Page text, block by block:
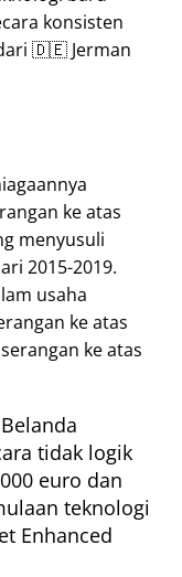
konsisten
🇩🇪 Jerman
ke atas
menyusuli
2015-2019.
usaha
ke atas
ke atas
tidak logik
euro dan
teknologi
Enhanced